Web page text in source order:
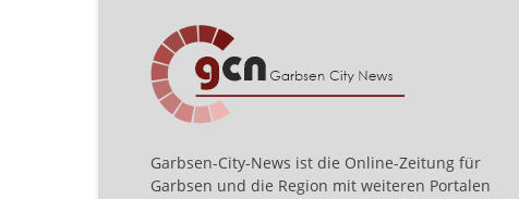
Garbsen-City-News ist die Online-Zeitung für
Garbsen und die Region mit weiteren Portalen